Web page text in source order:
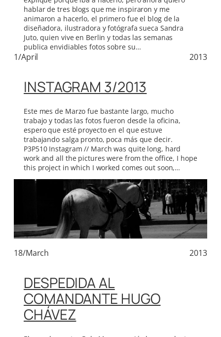
hablar de tres blogs que me inspiraron y me
animaron a hacerlo, el primero fue el blog de la
diseñadora, ilustradora y fotógrafa sueca Sandra
Juto, quien vive en Berlin y todas las semanas
publica envidiables fotos sobre su…
1/April 2013
INSTAGRAM 3/2013
Este mes de Marzo fue bastante largo, mucho
trabajo y todas las fotos fueron desde la oficina,
espero que esté proyecto en el que estuve
trabajando salga pronto, poca más que decir.
P3P510 Instagram // March was quite long, hard
work and all the pictures were from the office, I hope
this project in which I worked comes out soon,…
18/March 2013
DESPEDIDA AL
COMANDANTE HUGO
CHÁVEZ